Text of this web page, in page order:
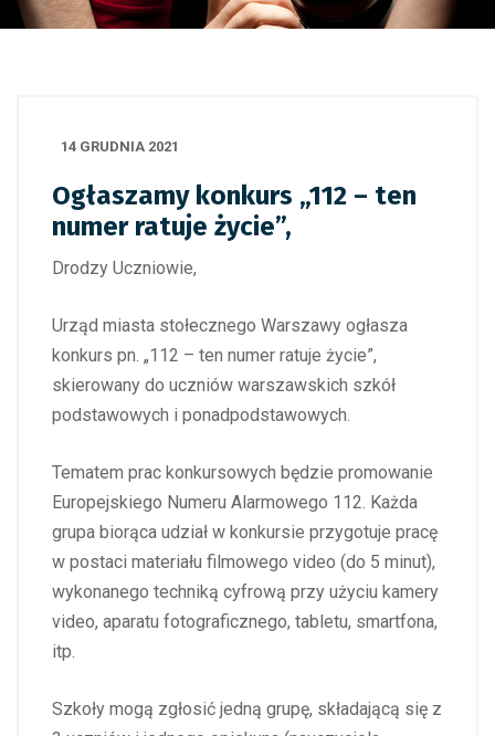
14 GRUDNIA 2021
Ogłaszamy konkurs „112 – ten
numer ratuje życie”,
Drodzy Uczniowie,
Urząd miasta stołecznego Warszawy ogłasza
konkurs pn. „112 – ten numer ratuje życie”,
skierowany do uczniów warszawskich szkół
podstawowych i ponadpodstawowych.
Tematem prac konkursowych będzie promowanie
Europejskiego Numeru Alarmowego 112. Każda
grupa biorąca udział w konkursie przygotuje pracę
w postaci materiału filmowego video (do 5 minut),
wykonanego techniką cyfrową przy użyciu kamery
video, aparatu fotograficznego, tabletu, smartfona,
itp.
Szkoły mogą zgłosić jedną grupę, składającą się z